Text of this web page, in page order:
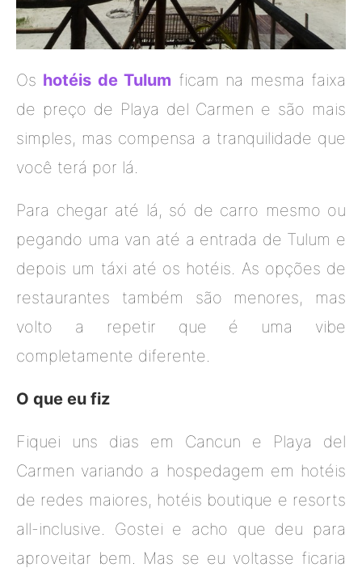
Os hotéis de Tulum ficam na mesma faixa
de preço de Playa del Carmen e são mais
simples, mas compensa a tranquilidade que
você terá por lá.
Para chegar até lá, só de carro mesmo ou
pegando uma van até a entrada de Tulum e
depois um táxi até os hotéis. As opções de
restaurantes também são menores, mas
volto a repetir que é uma vibe
completamente diferente.
O que eu fiz
Fiquei uns dias em Cancun e Playa del
Carmen variando a hospedagem em hotéis
de redes maiores, hotéis boutique e resorts
all-inclusive. Gostei e acho que deu para
aproveitar bem. Mas se eu voltasse ficaria